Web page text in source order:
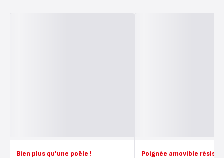
Bien plus qu'une poêle !
Poignée amovible